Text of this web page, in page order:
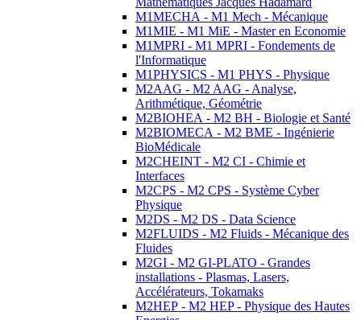
M1MECHA - M1 Mech - Mécanique
M1MIE - M1 MiE - Master en Economie
M1MPRI - M1 MPRI - Fondements de
l'Informatique
M1PHYSICS - M1 PHYS - Physique
M2AAG - M2 AAG - Analyse,
Arithmétique, Géométrie
M2BIOHEA - M2 BH - Biologie et Santé
M2BIOMECA - M2 BME - Ingénierie
BioMédicale
M2CHEINT - M2 CI - Chimie et
Interfaces
M2CPS - M2 CPS - Système Cyber
Physique
M2DS - M2 DS - Data Science
M2FLUIDS - M2 Fluids - Mécanique des
Fluides
M2GI - M2 GI-PLATO - Grandes
installations - Plasmas, Lasers,
Accélérateurs, Tokamaks
M2HEP - M2 HEP - Physique des Hautes